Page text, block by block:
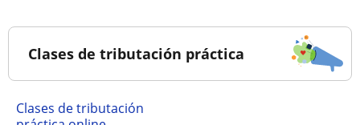
Clases de tributación práctica
Clases de tributación